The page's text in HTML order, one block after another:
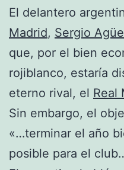
El delantero
Madrid, Sergio
que, por el bien
rojiblanco, estaría
eterno rival, el Real
Sin embargo, el
«…terminar el año
posible para el